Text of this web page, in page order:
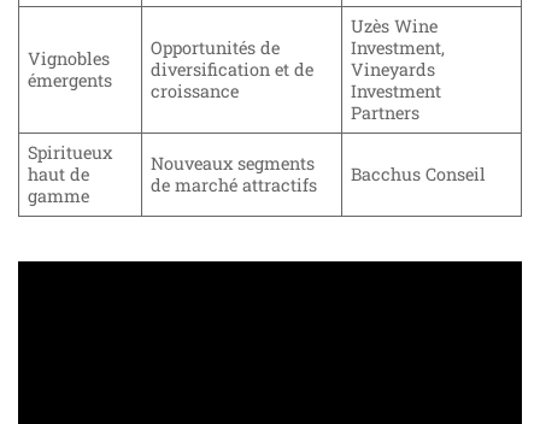
Vignobles
émergents
Opportunités de
diversification et de
croissance
Uzès Wine
Investment,
Vineyards
Investment
Partners
Spiritueux
haut de
gamme
Nouveaux segments
de marché attractifs
Bacchus Conseil